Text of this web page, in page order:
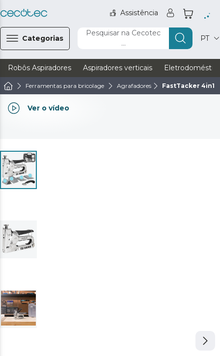
Assistência
Categorias
Pesquisar na Cecotec
...
PT
Robôs Aspiradores Aspiradores verticais
Ferramentas para bricolage Agrafadores FastTacker 4in1
Ver o vídeo